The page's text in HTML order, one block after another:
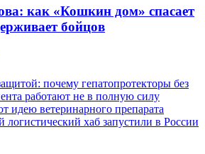
как «Кошкин дом» спасает
бойцов
почему гепатопротекторы без
работают не в полную силу
идею ветеринарного препарата
хаб запустили в России